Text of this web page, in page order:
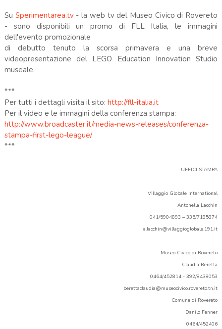
Su Sperimentarea.tv- la web tv del Museo Civico di Rovereto
- sono disponibili un promo di FLL Italia, le immagini
dell'evento promozionale
di debutto tenuto la scorsa primavera e una breve
videopresentazione del LEGO Education Innovation Studio
museale.
***
Per tutti i dettagli visita il sito: http://fll-italia.it
Per il video e le immagini della conferenza stampa:
http://www.broadcaster.it/media-news-releases/conferenza-
stampa-first-lego-league/
***
UFFICI STAMPA
Villaggio Globale International
Antonella Lacchin
041/5904893 – 335/7185874
a.lacchin@villaggioglobale.191.it
Museo Civico di Rovereto
Claudia Beretta
0464/452814 - 392/8438053
berettaclaudia@museocivico.rovereto.tn.it
Comune di Rovereto
Danilo Fenner
0464/452406